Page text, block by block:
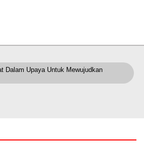
Dalam Upaya Untuk Mewujudkan